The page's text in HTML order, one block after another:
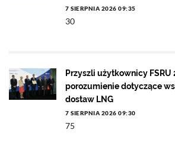
7 SIERPNIA 2026 09:35
30
Przyszli użytkownicy FSRU
porozumienie dotyczące
dostaw LNG
7 SIERPNIA 2026 09:30
75